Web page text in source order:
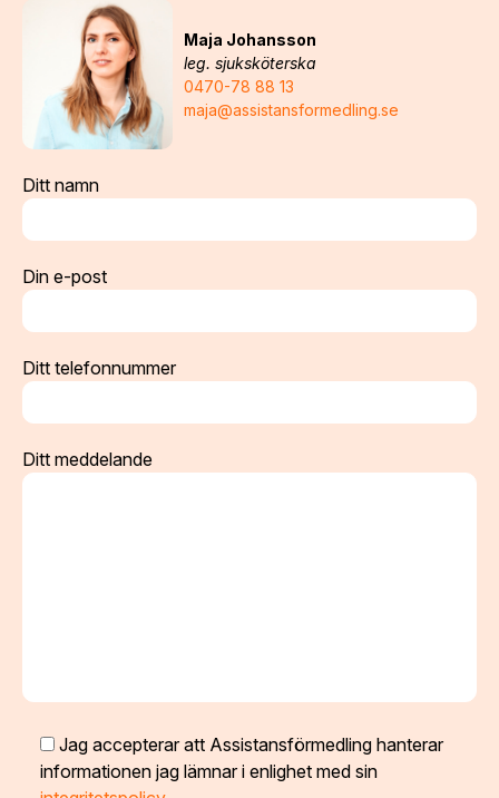
Maja Johansson
leg. sjuksköterska
0470-78 88 13
maja@assistansformedling.se
Ditt namn
Din e-post
Ditt telefonnummer
Ditt meddelande
Jag accepterar att Assistansförmedling hanterar
informationen jag lämnar i enlighet med sin